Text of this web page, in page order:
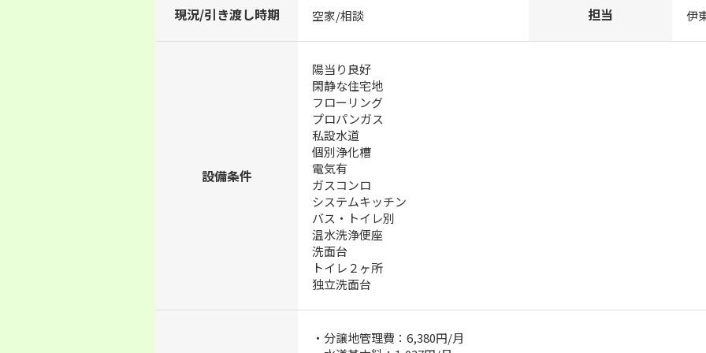
現況/引き渡し時期 空家/相談 担当 伊
設備条件
陽当り良好
閑静な住宅地
フローリング
プロパンガス
私設水道
個別浄化槽
電気有
ガスコンロ
システムキッチン
バス・トイレ別
温水洗浄便座
洗面台
トイレ２ヶ所
独立洗面台
・分譲地管理費：6,380円/月